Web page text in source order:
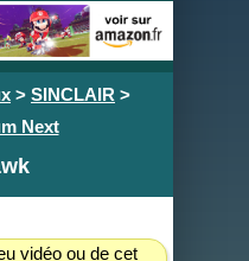
> SINCLAIR >
Next
vidéo ou de cet